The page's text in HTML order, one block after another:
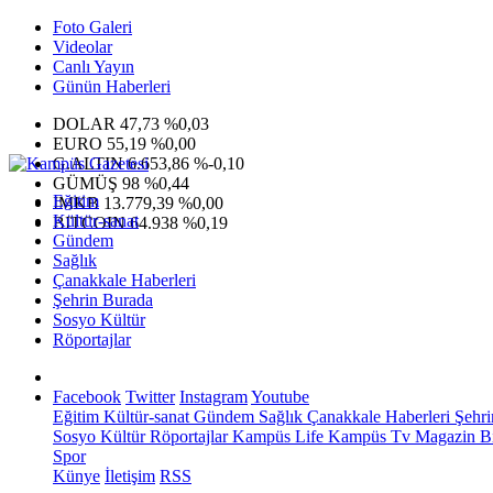
Foto Galeri
Videolar
Canlı Yayın
Günün Haberleri
DOLAR 47,73 %0,03
EURO 55,19 %0,00
G.ALTIN6.653,86 %-0,10
GÜMÜŞ 98 %0,44
IMKB 13.779,39 %0,00
BITCOIN64.938 %0,19
Eğitim
Kültür-sanat
Gündem
Sağlık
Çanakkale Haberleri
Şehrin Burada
Sosyo Kültür
Röportajlar
Facebook Twitter InstagramYoutube
Eğitim Kültür-sanat Gündem Sağlık Çanakkale Haberleri
Sosyo KültürRöportajlarKampüs Life Kampüs Tv Magazin
Spor
Künye İletişim RSS